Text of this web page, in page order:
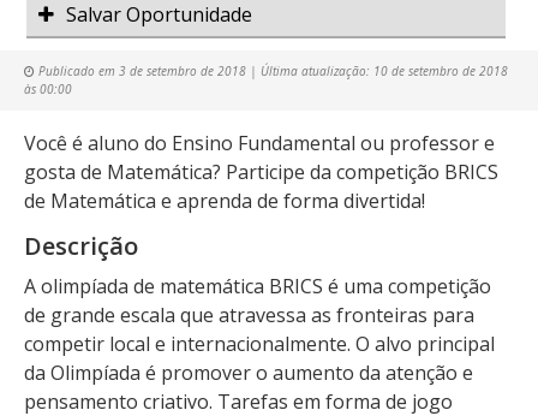
Salvar Oportunidade
Publicado em 3 de setembro de 2018 | Última atualização: 10 de setembro de 2018
às 00:00
Você é aluno do Ensino Fundamental ou professor e
gosta de Matemática? Participe da competição BRICS
de Matemática e aprenda de forma divertida!
Descrição
A olimpíada de matemática BRICS é uma competição
de grande escala que atravessa as fronteiras para
competir local e internacionalmente. O alvo principal
da Olimpíada é promover o aumento da atenção e
pensamento criativo. Tarefas em forma de jogo